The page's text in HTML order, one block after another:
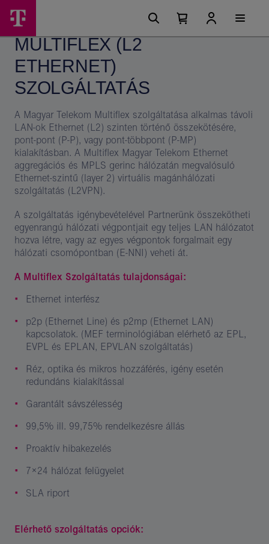
Multiflex
(L2
Ethernet)
szolgáltatás
Telekom
csoport
Főmenü
lehetőségek
Kosárban
Kosár
MULTIFLEX (L2
ETHERNET)
SZOLGÁLTATÁS
A Magyar Telekom Multiflex szolgáltatása alkalmas távoli
LAN-ok Ethernet (L2) szinten történő összekötésére,
pont-pont (P-P), vagy pont-többpont (P-MP)
kialakításban. A Multiflex Magyar Telekom Ethernet
aggregációs és MPLS gerinc hálózatán megvalósuló
Ethernet-szintű (layer 2) virtuális magánhálózati
szolgáltatás (L2VPN).
A szolgáltatás igénybevételével Partnerünk összekötheti
egyenrangú hálózati végpontjait egy teljes LAN hálózatot
hozva létre, vagy az egyes végpontok forgalmait egy
hálózati csomópontban (E-NNI) veheti át.
A Multiflex Szolgáltatás tulajdonságai:
Ethernet interfész
p2p (Ethernet Line) és p2mp (Ethernet LAN)
kapcsolatok. (MEF terminológiában elérhető az EPL,
EVPL és EPLAN, EPVLAN szolgáltatás)
Réz, optika és mikros hozzáférés, igény esetén
redundáns kialakítással
Garantált sávszélesség
99,5% ill. 99,75% rendelkezésre állás
Proaktív hibakezelés
7×24 hálózat felügyelet
SLA riport
Elérhető szolgáltatás opciók: